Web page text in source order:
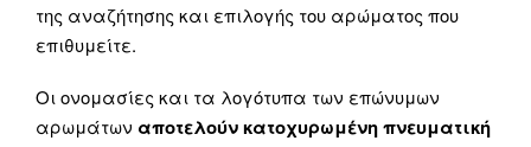
της αναζήτησης και επιλογής του αρώματος που
επιθυμείτε.
Οι ονομασίες και τα λογότυπα των επώνυμων
αρωμάτων αποτελούν κατοχυρωμένη πνευματική